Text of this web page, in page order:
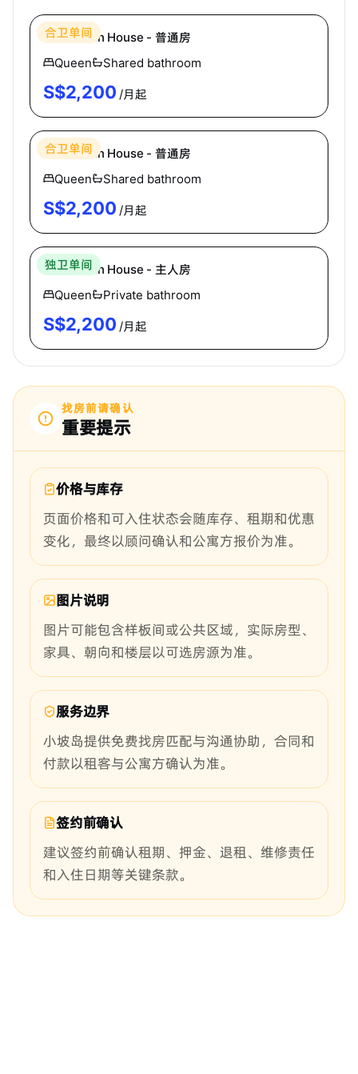
合卫单间
The Dublin House - 普通房
Queen
Shared bathroom
S$2,200 /月起
合卫单间
The Dublin House - 普通房
Queen
Shared bathroom
S$2,200 /月起
独卫单间
The Dublin House - 主人房
Queen
Private bathroom
S$2,200 /月起
找房前请确认
重要提示
价格与库存
页面价格和可入住状态会随库存、租期和优惠
变化，最终以顾问确认和公寓方报价为准。
图片说明
图片可能包含样板间或公共区域，实际房型、
家具、朝向和楼层以可选房源为准。
服务边界
小坡岛提供免费找房匹配与沟通协助，合同和
付款以租客与公寓方确认为准。
签约前确认
建议签约前确认租期、押金、退租、维修责任
和入住日期等关键条款。